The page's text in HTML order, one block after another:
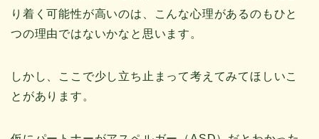
り着く可能性が高いのは、こんな心理があるのもひと
つの理由ではないかなと思います。
しかし、ここで少し立ち止まって考えてみてほしいこ
とがあります。